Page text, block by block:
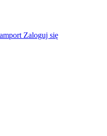
Zaloguj się